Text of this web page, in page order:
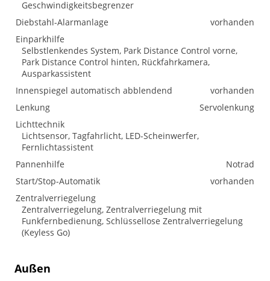
Geschwindigkeitsbegrenzer
Diebstahl-Alarmanlage
vorhanden
Einparkhilfe
Selbstlenkendes System, Park Distance Control vorne,
Park Distance Control hinten, Rückfahrkamera,
Ausparkassistent
Innenspiegel automatisch abblendend
vorhanden
Lenkung
Servolenkung
Lichttechnik
Lichtsensor, Tagfahrlicht, LED-Scheinwerfer,
Fernlichtassistent
Pannenhilfe
Notrad
Start/Stop-Automatik
vorhanden
Zentralverriegelung
Zentralverriegelung, Zentralverriegelung mit
Funkfernbedienung, Schlüssellose Zentralverriegelung
(Keyless Go)
Außen